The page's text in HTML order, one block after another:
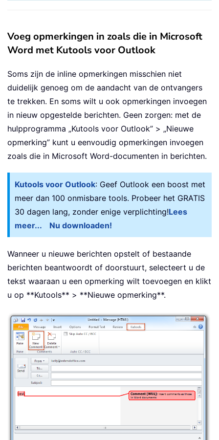
Voeg opmerkingen in zoals die in Microsoft
Word met Kutools voor Outlook
Soms zijn de inline opmerkingen misschien niet
duidelijk genoeg om de aandacht van de ontvangers
te trekken. En soms wilt u ook opmerkingen invoegen
in nieuw opgestelde berichten. Geen zorgen: met de
hulpprogramma „Kutools voor Outlook” > „Nieuwe
opmerking” kunt u eenvoudig opmerkingen invoegen
zoals die in Microsoft Word-documenten in berichten.
Kutools voor Outlook: Geef Outlook een boost met
meer dan 100 onmisbare tools. Probeer het GRATIS
30 dagen lang, zonder enige verplichting!Lees
meer...
Nu downloaden!
Wanneer u nieuwe berichten opstelt of bestaande
berichten beantwoordt of doorstuurt, selecteert u de
tekst waaraan u een opmerking wilt toevoegen en klikt
u op **Kutools** > **Nieuwe opmerking**.